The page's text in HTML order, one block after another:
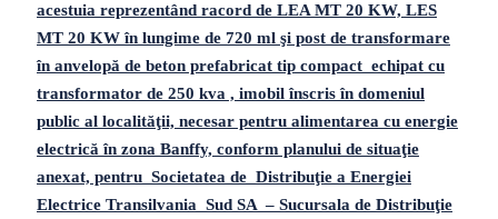
acestuia reprezentând racord de LEA MT 20 KW, LES
MT 20 KW în lungime de 720 ml şi post de transformare
în anvelopă de beton prefabricat tip compact echipat cu
transformator de 250 kva , imobil înscris în domeniul
public al localităţii, necesar pentru alimentarea cu energie
electrică în zona Banffy, conform planului de situaţie
anexat, pentru Societatea de Distribuţie a Energiei
Electrice Transilvania Sud SA – Sucursala de Distribuţie